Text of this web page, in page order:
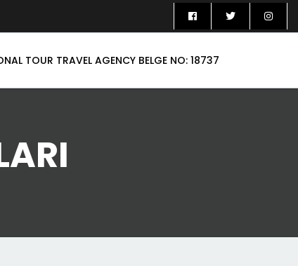
TOUR TRAVEL AGENCY BELGE NO: 18737